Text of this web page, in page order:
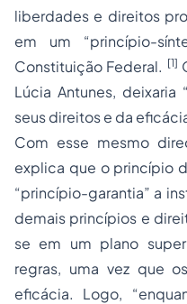
liberdades e direitos
em um “princípio-
Constituição Federal. [1]
Lúcia Antunes,
seus direitos e da
Com esse mesmo
explica que o princípio
“princípio-garantia” a
demais princípios e
se em um plano
regras, uma vez que
eficácia. Logo,